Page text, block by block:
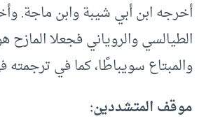
أخرجه ابن أبي شيبة وابن ماجة.
الطيالسي والروياني فجعلا المازح
والمبتاع سويباطًا، كما في ترجمته
موقف المتشددين: